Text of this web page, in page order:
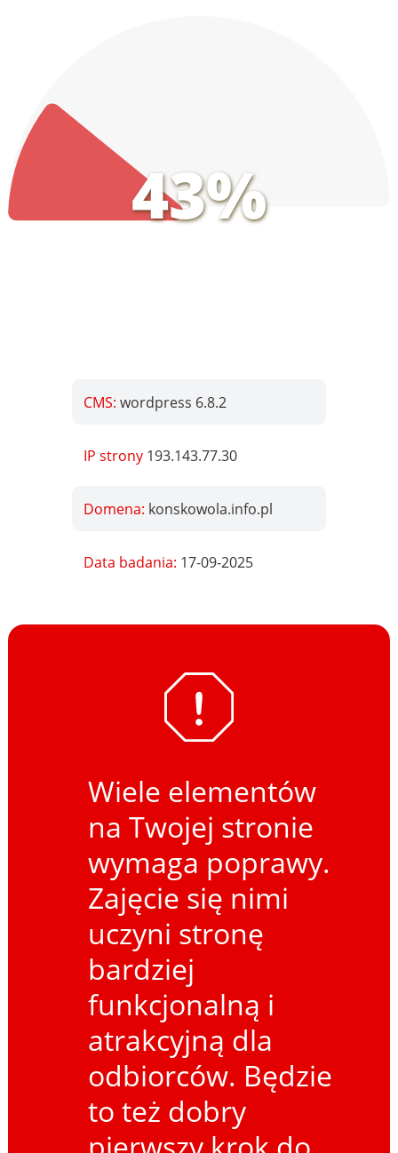
43%
CMS:wordpress 6.8.2
IP strony 193.143.77.30
Domena: konskowola.info.pl
Data badania: 17-09-2025
Wiele elementów
na Twojej stronie
wymaga poprawy.
Zajęcie się nimi
uczyni stronę
bardziej
funkcjonalną i
atrakcyjną dla
odbiorców. Będzie
to też dobry